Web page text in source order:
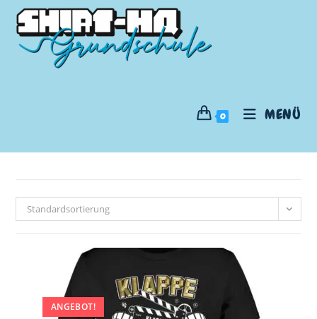
0 MENÜ
Standardsortierung
ANGEBOT!